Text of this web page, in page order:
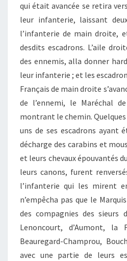
qui était avancée se retira
leur infanterie, laissant
l’infanterie de main droite,
desdits escadrons. L’aile
des ennemis, alla donner
leur infanterie ; et les
Français de main droite
de l’ennemi, le Maréchal
montrant le chemin. Quelques
uns de ses escadrons ayant
décharge des carabins et
et leurs chevaux épouvantés
leurs canons, furent
l’infanterie qui les mirent
n’empêcha pas que le
des compagnies des sieurs
Lenoncourt, d’Aumont, la
Beauregard-Champrou,
avec une partie de leurs